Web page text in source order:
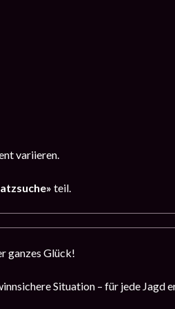
variieren.
teil.
ganzes Glück!
Situation – für jede Jagd